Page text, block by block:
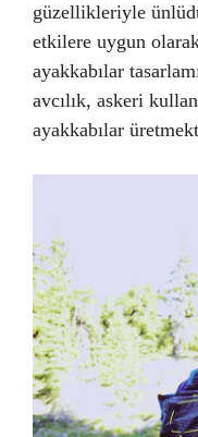
güzellikleriyle
etkilere uygun
ayakkabılar
avcılık, askeri
ayakkabılar